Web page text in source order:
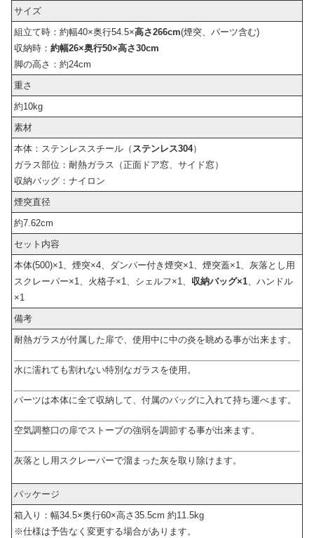
サイズ
組立て時：約幅40×奥行54.5×高さ266cm(煙突、パーツ含む)
収納時： 約幅26×奥行50×高さ30cm
脚の高さ：約24cm
重さ
約10kg
素材
本体：ステンレススチール（ ステンレス304）
ガラス部位：耐熱ガラス（正面ドア窓、サイド窓）
収納バッグ：ナイロン
煙突直径
約7.62cm
セット内容
本体(500)×1、煙突×4、ダンパー付き煙突×1、煙突蓋×1、灰落とし用
スクレーパー×1、火格子×1、シェルフ×1、 収納バッグ×1、ハンドル
×1
備考
耐熱ガラスが付属した扉で、使用中に中の炎を眺める事が出来ます。
水に濡れても割れない特別なガラスを使用。
パーツは本体に全て収納して、付属のバッグに入れて持ち運べます。
空気調整口の扉でストーブの強弱を調節する事が出来ます。
灰落とし用スクレーパーで溜まった灰を取り除けます。
パッケージ
箱入り：幅34.5×奥行60×高さ35.5cm 約11.5kg
※仕様は予告なく変更する場合があります。